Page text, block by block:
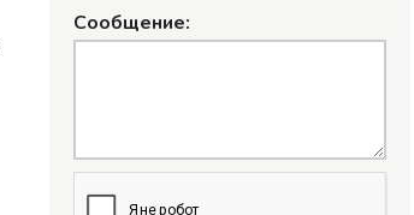
Сообщение: